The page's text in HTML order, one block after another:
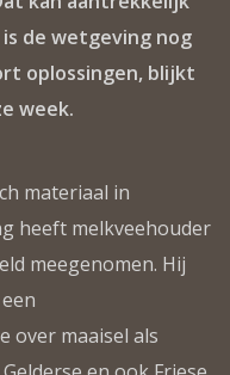
de wetgeving nog
oplossingen, blijkt
week.
materiaal in
heeft melkveehouder
meegenomen. Hij
over maaisel als